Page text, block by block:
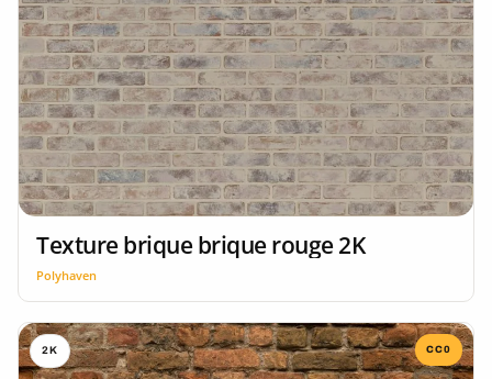
Texture brique brique rouge 2K
Polyhaven
2K CC0